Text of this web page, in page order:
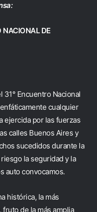
DE
31° Encuentro Nacional
cualquier
ejercida por las fuerzas
calles Buenos Aires y
sucedidos durante la
la seguridad y la
auto convocamos.
histórica, la más
de la más amplia